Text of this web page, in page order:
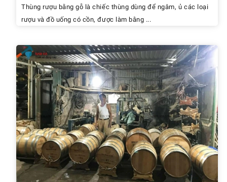
Thùng rượu bằng gỗ là chiếc thùng dùng để ngâm, ủ các loại
rượu và đồ uống có cồn, được làm bằng ...